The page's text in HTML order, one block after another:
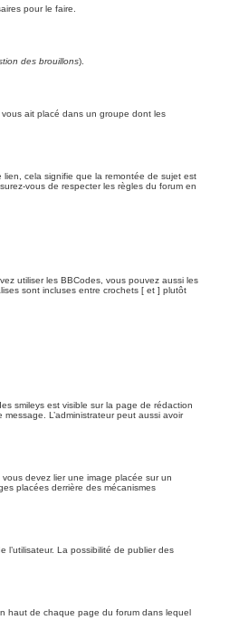
pour le faire.
des brouillons).
vous ait placé dans un groupe dont les
cela signifie que la remontée de sujet est
vous de respecter les règles du forum en
utiliser les BBCodes, vous pouvez aussi les
sont incluses entre crochets [ et ] plutôt
smileys est visible sur la page de rédaction
L’administrateur peut aussi avoir
devez lier une image placée sur un
placées derrière des mécanismes
La possibilité de publier des
haut de chaque page du forum dans lequel